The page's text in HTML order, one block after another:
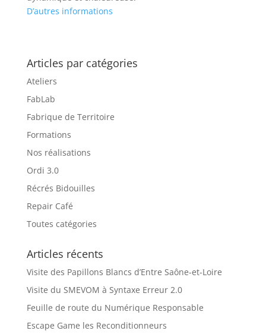
D’autres informations
Articles par catégories
Ateliers
FabLab
Fabrique de Territoire
Formations
Nos réalisations
Ordi 3.0
Récrés Bidouilles
Repair Café
Toutes catégories
Articles récents
Visite des Papillons Blancs d’Entre Saône-et-Loire
Visite du SMEVOM à Syntaxe Erreur 2.0
Feuille de route du Numérique Responsable
Escape Game les Reconditionneurs